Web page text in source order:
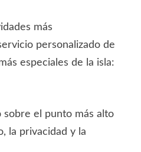
más
personalizado de
especiales de la isla:
sobre el punto más alto
la privacidad y la